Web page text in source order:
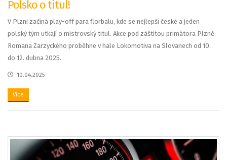
Polsko o titul!
V Plzni začíná play-off para florbalu, kde se nejlepší české a jeden
polský tým utkají o mistrovský titul. Akce pod záštitou primátora Plzně
Romana Zarzyckého proběhne v hale Lokomotiva na Slovanech od 10.
do 12. dubna 2025.
10.04.2025
Více